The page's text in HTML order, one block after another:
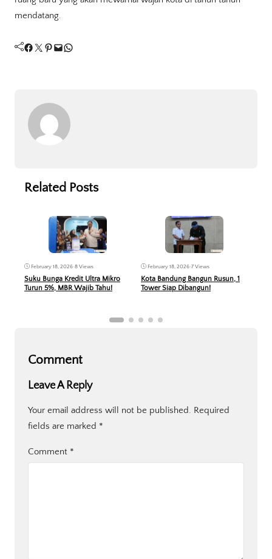
mendatang.
Facebook Twitter Pinterest Mail WhatsApp
Related Posts
February 18, 2026•8 Views
Suku Bunga Kredit Ultra Mikro
Turun 5%, MBR Wajib Tahu!
February 18, 2026•7 Views
Kota Bandung Bangun Rusun, 1
Tower Siap Dibangun!
Comment
Leave A Reply
Your email address will not be published. Required
fields are marked *
Comment *